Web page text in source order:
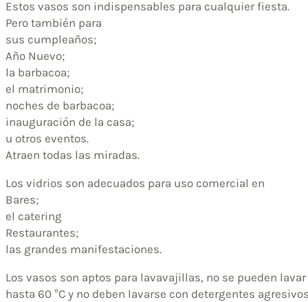
Estos vasos son indispensables para cualquier fiesta.
Pero también para
sus cumpleaños;
Año Nuevo;
la barbacoa;
el matrimonio;
noches de barbacoa;
inauguración de la casa;
u otros eventos.
Atraen todas las miradas.
Los vidrios son adecuados para uso comercial en
Bares;
el catering
Restaurantes;
las grandes manifestaciones.
Los vasos son aptos para lavavajillas, no se pueden lavar
hasta 60 °C y no deben lavarse con detergentes